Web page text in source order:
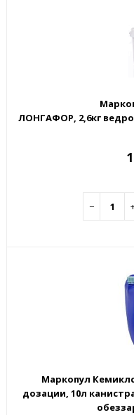
ЛОНГАФОР, 2,6кг
−
Маркопул
дозации, 10л